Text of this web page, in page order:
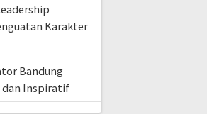
Karakter
Bandung
dan Inspiratif